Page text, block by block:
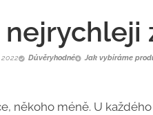
Důvěryhodné Jak vybíráme
někoho méně. U